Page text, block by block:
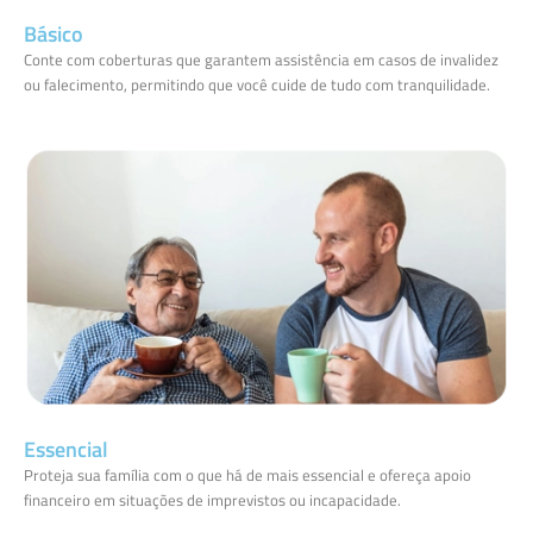
Básico
Conte com coberturas que garantem assistência em casos de invalidez
ou falecimento, permitindo que você cuide de tudo com tranquilidade.
Essencial
Proteja sua família com o que há de mais essencial e ofereça apoio
financeiro em situações de imprevistos ou incapacidade.